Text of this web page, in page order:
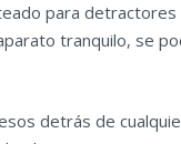
para detractores
tranquilo, se
detrás de